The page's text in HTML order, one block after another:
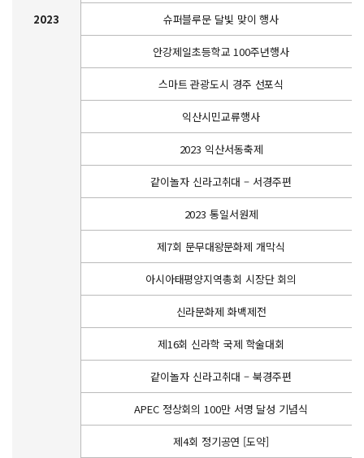
2023 슈퍼블루문 달빛 맞이 행사
안강제일초등학교 100주년행사
스마트 관광도시 경주 선포식
익산시민교류행사
2023 익산서동축제
같이놀자 신라고취대 – 서경주편
2023 통일서원제
제7회 문무대왕문화제 개막식
아시아태평양지역총회 시장단 회의
신라문화제 화백제전
제16회 신라학 국제 학술대회
같이놀자 신라고취대 – 북경주편
APEC 정상회의 100만 서명 달성 기념식
제4회 정기공연 [도약]